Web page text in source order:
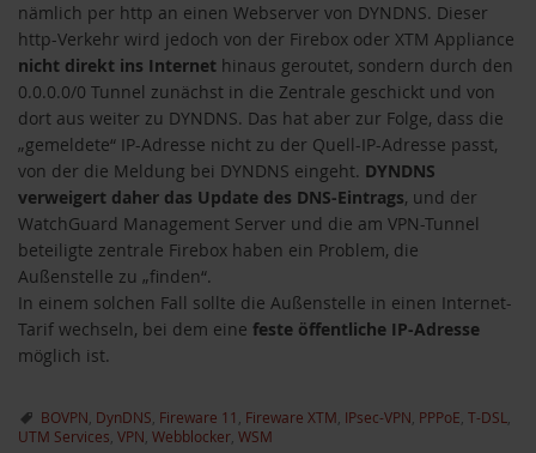
nämlich per http an einen Webserver von DYNDNS. Dieser
http-Verkehr wird jedoch von der Firebox oder XTM Appliance
nicht direkt ins Internet hinaus geroutet, sondern durch den
0.0.0.0/0 Tunnel zunächst in die Zentrale geschickt und von
dort aus weiter zu DYNDNS. Das hat aber zur Folge, dass die
„gemeldete“ IP-Adresse nicht zu der Quell-IP-Adresse passt,
von der die Meldung bei DYNDNS eingeht. DYNDNS
verweigert daher das Update des DNS-Eintrags, und der
WatchGuard Management Server und die am VPN-Tunnel
beteiligte zentrale Firebox haben ein Problem, die
Außenstelle zu „finden“.
In einem solchen Fall sollte die Außenstelle in einen Internet-
Tarif wechseln, bei dem eine feste öffentliche IP-Adresse
möglich ist.
BOVPN, DynDNS, Fireware 11 , Fireware XTM, IPsec-VPN, PPPoE, T-DSL,
UTM Services, VPN, Webblocker, WSM